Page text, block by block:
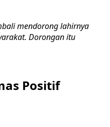
mendorong lahirnya
Dorongan itu
Positif